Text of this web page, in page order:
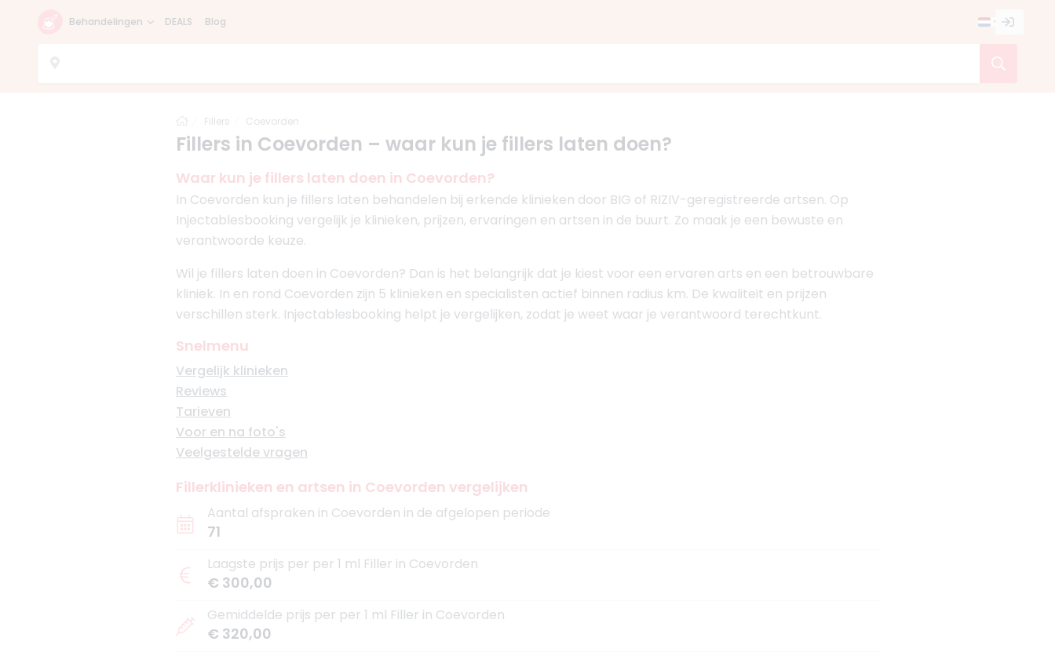
Behandelingen DEALS Blog
Home
Fillers Coevorden
Fillers in Coevorden – waar kun je fillers laten doen?
Waar kun je fillers laten doen in Coevorden?
In Coevorden kun je fillers laten behandelen bij erkende klinieken door BIG of RIZIV-geregistreerde artsen. Op
Injectablesbooking vergelijk je klinieken, prijzen, ervaringen en artsen in de buurt. Zo maak je een bewuste en
verantwoorde keuze.
Wil je fillers laten doen in Coevorden? Dan is het belangrijk dat je kiest voor een ervaren arts en een betrouwbare
kliniek. In en rond Coevorden zijn 5 klinieken en specialisten actief binnen radius km. De kwaliteit en prijzen
verschillen sterk. Injectablesbooking helpt je vergelijken, zodat je weet waar je verantwoord terechtkunt.
Snelmenu
Vergelijk klinieken
Reviews
Tarieven
Voor en na foto's
Veelgestelde vragen
Fillerklinieken en artsen in Coevorden vergelijken
Aantal afspraken in Coevorden in de afgelopen periode
71
Laagste prijs per per 1 ml Filler in Coevorden
€ 300,00
Gemiddelde prijs per per 1 ml Filler in Coevorden
€ 320,00